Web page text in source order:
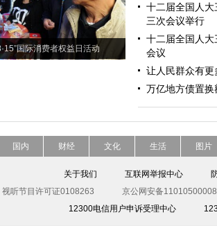
国际消费者权益日活动
十二届全国人
三次会议举行
十二届全国人
会议
让人民群众有更
万亿地方债置换
国内 财经 文化 生活 图片
关于我们 互联网举报中心
视听节目许可证0108263
京公网安备
12300电信用户申诉受理中心